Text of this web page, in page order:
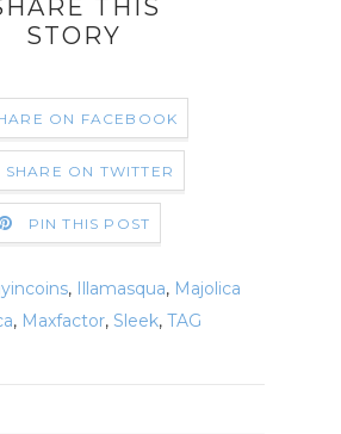
THIS
STORY
ON FACEBOOK
SHARE ON TWITTER
PIN THIS POST
, Illamasqua, Majolica
, Maxfactor, Sleek, TAG